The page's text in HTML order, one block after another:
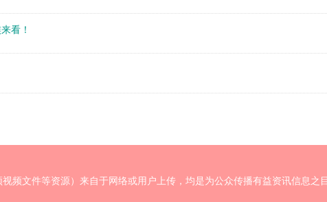
看！
频文件等资源）来自于网络或用户上传，均是为公众传播有益资讯信息